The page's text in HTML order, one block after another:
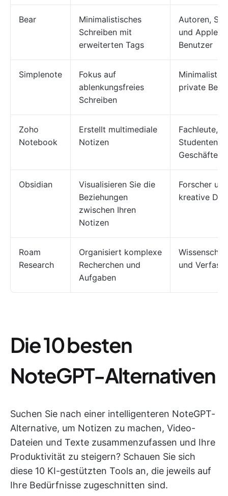
Bear
Minimalistisches
Schreiben mit
erweiterten Tags
Autoren,
und Apple-
Benutzer
Simplenote
Fokus auf
ablenkungsfreies
Schreiben
private
Zoho
Notebook
Erstellt multimediale
Notizen
Fachleute,
Studenten
Geschäfte
Obsidian
Visualisieren Sie die
Beziehungen
zwischen Ihren
Notizen
Forscher und
kreative
Roam
Research
Organisiert komplexe
Recherchen und
Aufgaben
und
Die 10 besten
NoteGPT-Alternativen
Suchen Sie nach einer intelligenteren NoteGPT-
Alternative, um Notizen zu machen, Video-
Dateien und Texte zusammenzufassen und Ihre
Produktivität zu steigern? Schauen Sie sich
diese 10 KI-gestützten Tools an, die jeweils auf
Ihre Bedürfnisse zugeschnitten sind.